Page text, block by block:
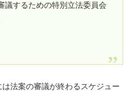
議するための特別立法委員会
法案の審議が終わるスケジュー